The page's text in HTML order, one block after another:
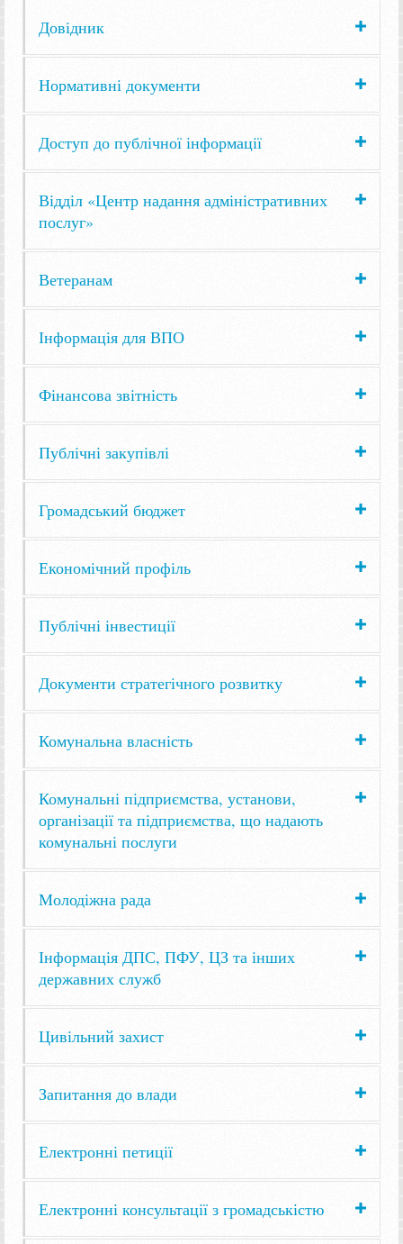
Довідник
Нормативні документи
Доступ до публічної інформації
Відділ «Центр надання адміністративних
послуг»
Ветеранам
Інформація для ВПО
Фінансова звітність
Публічні закупівлі
Громадський бюджет
Економічний профіль
Публічні інвестиції
Документи стратегічного розвитку
Комунальна власність
Комунальні підприємства, установи,
організації та підприємства, що надають
комунальні послуги
Молодіжна рада
Інформація ДПС, ПФУ, ЦЗ та інших
державних служб
Цивільний захист
Запитання до влади
Електронні петиції
Електронні консультації з громадськістю